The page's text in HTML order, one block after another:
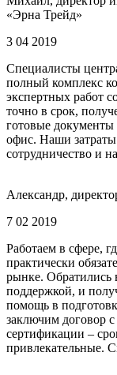
«Эрна Трейд»
3 04 2019
Специалисты
полный комплекс
экспертных работ
точно в срок,
готовые
офис. Наши
сотрудничество и
Александр,
7 02 2019
Работаем в сфере,
практически
рынке. Обратились
поддержкой, и
помощь в
заключим договор
сертификации –
привлекательные.